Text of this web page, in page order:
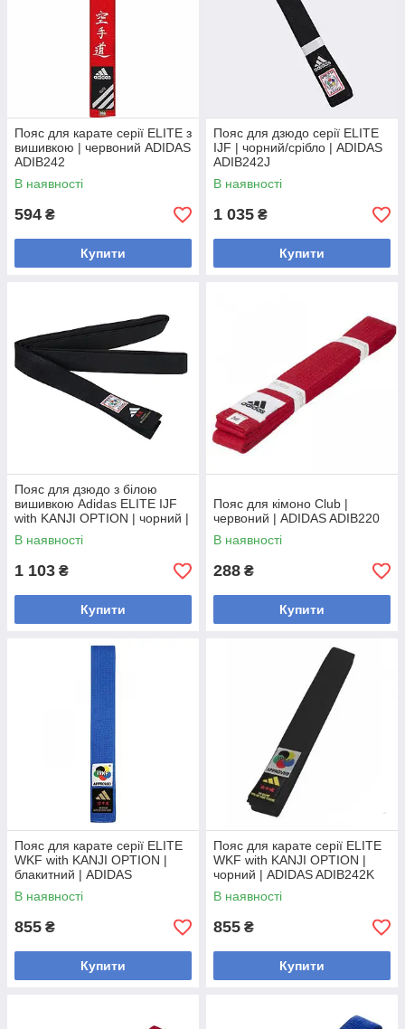
Пояс для карате серії ELITE з
вишивкою | червоний ADIDAS
ADIB242
В наявності
594 ₴
Купити
Пояс для дзюдо серії ELITE
IJF | чорний/срібло | ADIDAS
ADIB242J
В наявності
1 035 ₴
Купити
Пояс для дзюдо з білою
вишивкою Adidas ELITE IJF
with KANJI OPTION | чорний |
ADIDAS adiB242J
В наявності
1 103 ₴
Купити
Пояс для кімоно Club |
червоний | ADIDAS ADIB220
В наявності
288 ₴
Купити
Пояс для карате серії ELITE
WKF with KANJI OPTION |
блакитний | ADIDAS
ADIB242K
В наявності
855 ₴
Купити
Пояс для карате серії ELITE
WKF with KANJI OPTION |
чорний | ADIDAS ADIB242K
В наявності
855 ₴
Купити